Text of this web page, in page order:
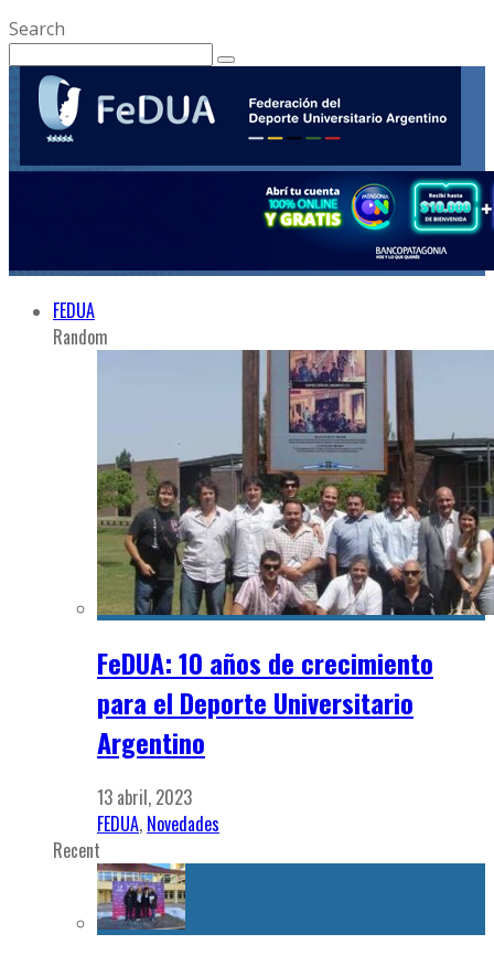
Search
FEDUA
Random
FeDUA: 10 años de crecimiento
para el Deporte Universitario
Argentino
13 abril, 2023
FEDUA, Novedades
Recent